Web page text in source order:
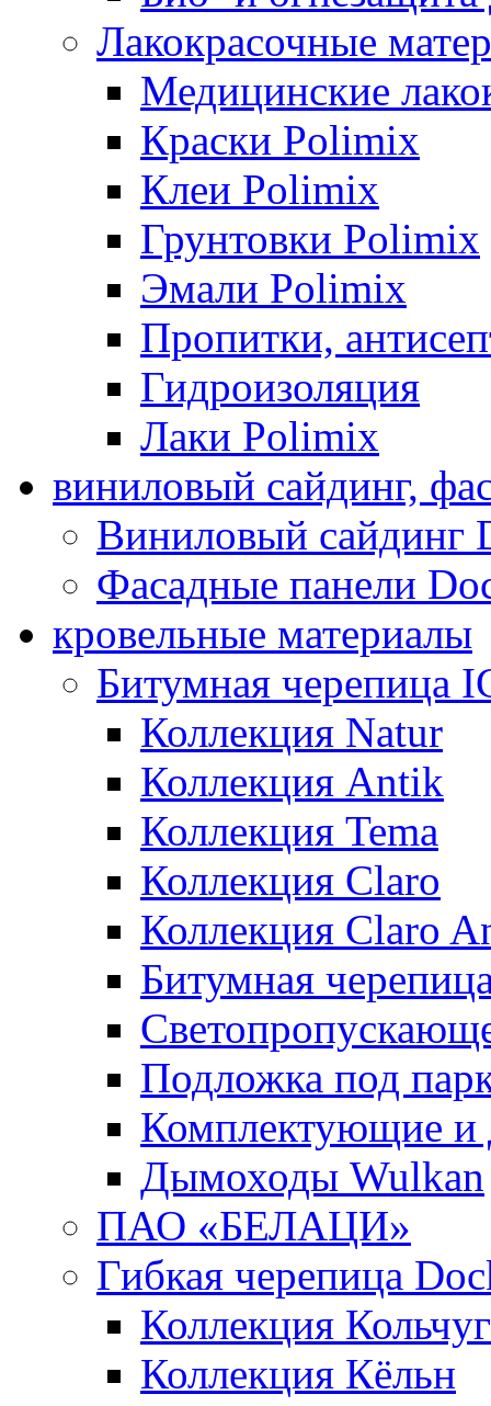
Лакокрасочные
Медицинские
Краски Polimix
Клеи Polimix
Грунтовки Polimix
Эмали Polimix
Пропитки,
Гидроизоляция
Лаки Polimix
виниловый сайдинг,
Виниловый сайдинг
Фасадные панели
кровельные материалы
Битумная черепица
Коллекция Natur
Коллекция Antik
Коллекция Tema
Коллекция Claro
Коллекция Claro
Битумная
Подложка под
Комплектующие и
Дымоходы Wulkan
ПАО «БЕЛАЦИ»
Гибкая черепица
Коллекция
Коллекция Кёльн